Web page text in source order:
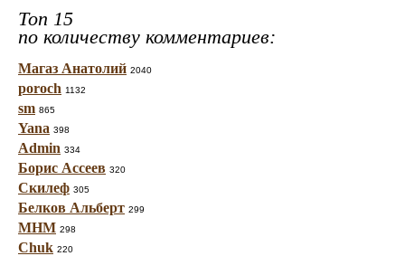
Топ 15
по количеству комментариев:
Магаз Анатолий 2040
poroch 1132
sm 865
Yana 398
Admin 334
Борис Ассеев 320
Скилеф 305
Белков Альберт 299
МНМ 298
Chuk 220